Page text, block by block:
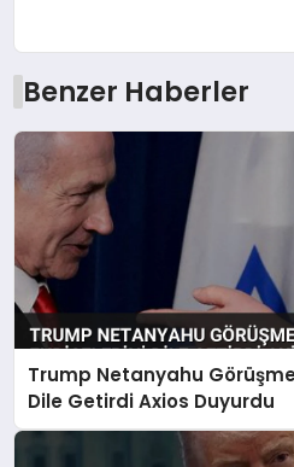
Benzer Haberler
Trump Netanyahu
Dile Getirdi Axios Duyurdu